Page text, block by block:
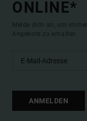
ONLINE*
Melde dich an, um
Angebote zu erhalten.
ANMELDEN